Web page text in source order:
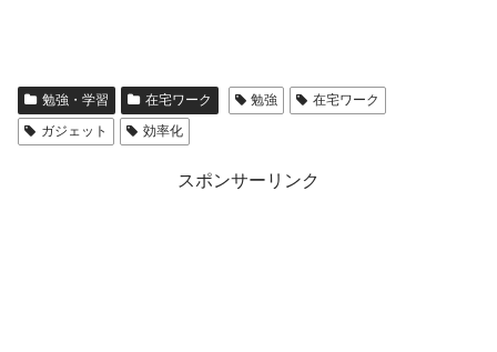
勉強・学習 在宅ワーク 勉強
在宅ワーク
ガジェット
効率化
スポンサーリンク